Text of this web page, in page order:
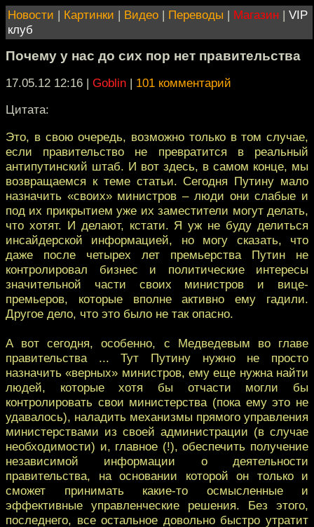
Новости | Картинки | Видео | Переводы | Магазин | VIP
клуб
Почему у нас до сих пор нет правительства
17.05.12 12:16 | Goblin | 101 комментарий
Цитата:
Это, в свою очередь, возможно только в том случае,
если правительство не превратится в реальный
антипутинский штаб. И вот здесь, в самом конце, мы
возвращаемся к теме статьи. Сегодня Путину мало
назначить «своих» министров – люди они слабые и
под их прикрытием уже их заместители могут делать,
что хотят. И делают, кстати. Я уж не буду делиться
инсайдерской информацией, но могу сказать, что
даже после четырех лет премьерства Путин не
контролировал бизнес и политические интересы
значительной части своих министров и вице-
премьеров, которые вполне активно ему гадили.
Другое дело, что это было не так опасно.
А вот сегодня, особенно, с Медведевым во главе
правительства ... Тут Путину нужно не просто
назначить «верных» министров, ему еще нужна найти
людей, которые хотя бы отчасти могли бы
контролировать свои министерства (пока ему это не
удавалось), наладить механизмы прямого управления
министерствами из своей администрации (в случае
необходимости) и, главное (!), обеспечить получение
независимой информации о деятельности
правительства, на основании которой он только и
сможет принимать какие-то осмысленные и
эффективные управленческие решения. Без этого,
последнего, все остальное довольно быстро утратит